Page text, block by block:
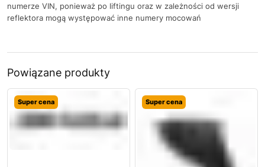
numerze VIN, ponieważ po liftingu oraz w zależności od wersji
reflektora mogą występować inne numery mocowań
Powiązane produkty
Super cena Super cena